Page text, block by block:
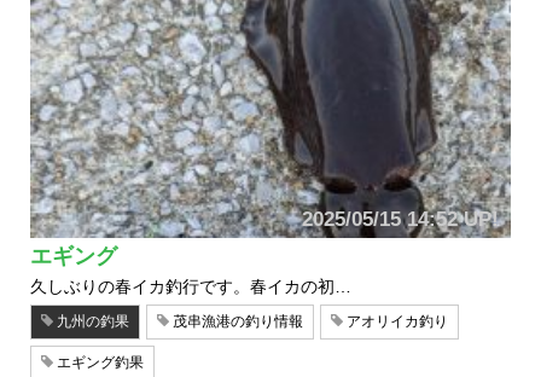
2025/05/15 14:52 UP!
エギング
久しぶりの春イカ釣行です。春イカの初…
九州の釣果 茂串漁港の釣り情報 アオリイカ釣り
エギング釣果